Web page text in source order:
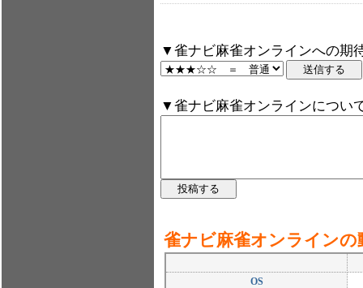
▼雀ナビ麻雀オンラインへの期
▼雀ナビ麻雀オンラインについ
雀ナビ麻雀オンライン
OS